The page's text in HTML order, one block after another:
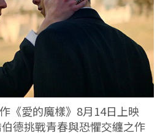
《愛的魔樣》8月14日上映
德挑戰青春與恐懼交纏之作